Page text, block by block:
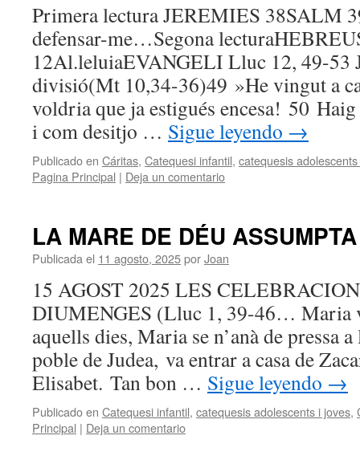
Primera lectura JEREMIES 38SALM
defensar-me…Segona
12Al.leluiaEVANGELI Lluc 12, 49-53
divisió(Mt 10,34-36)49 »He vingut a
voldria que ja estigués encesa! 50
i com desitjo … Sigue leyendo →
Publicado en Cáritas, Catequesi infantil, catequesis
Pagina Principal | Deja un comentario
LA MARE DE DÉU ASSUMPTA
Publicada el 11 agosto, 2025porJoan
15 AGOST 2025 LES
DIUMENGES (Lluc 1, 39-46… Maria
aquells dies, Maria se n’anà de pressa
poble de Judea, va entrar a casa de
Elisabet. Tan bon … Sigue leyendo →
Publicado en Catequesi infantil, catequesis adolescents i joves,
Principal | Deja un comentario